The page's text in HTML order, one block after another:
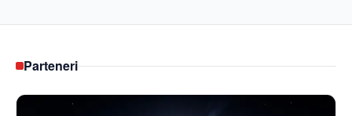
Parteneri